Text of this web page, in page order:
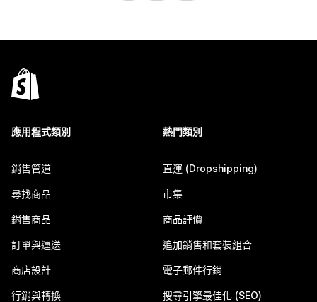
應用程式類別
銷售管道
尋找商品
銷售商品
訂單與運送
商店設計
行銷與轉換
熱門類別
直運 (Dropshipping)
市集
商品評價
追加銷售和套裝組合
電子郵件行銷
搜尋引擎最佳化 (SEO)